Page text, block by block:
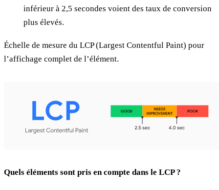
inférieur à 2,5 secondes voient des taux de conversion
plus élevés.
Échelle de mesure du LCP (Largest Contentful Paint) pour
l’affichage complet de l’élément.
Quels éléments sont pris en compte dans le LCP ?